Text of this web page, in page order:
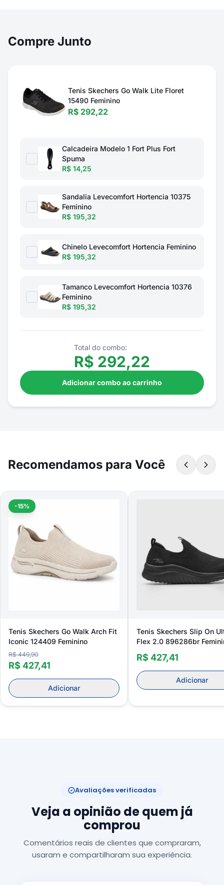
Compre Junto
Tenis Skechers Go Walk Lite Floret
15490 Feminino
R$ 292,22
Calcadeira Modelo 1 Fort Plus Fort
Spuma
R$ 14,25
Sandalia Levecomfort Hortencia 10375
Feminino
R$ 195,32
Chinelo Levecomfort Hortencia Feminino
R$ 195,32
Tamanco Levecomfort Hortencia 10376
Feminino
R$ 195,32
Total do combo:
R$ 292,22
Adicionar combo ao carrinho
Recomendamos para Você
-15%
Tenis Skechers Go Walk Arch Fit
Iconic 124409 Feminino
R$ 449,90
R$ 427,41
Adicionar
Tenis Skechers Slip On
Flex 2.0 896286br
R$ 427,41
Adicionar
Avaliações verificadas
Veja a opinião de quem já
comprou
Comentários reais de clientes que compraram,
usaram e compartilharam sua experiência.